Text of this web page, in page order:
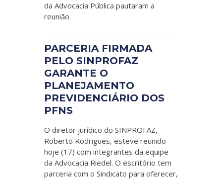
da Advocacia Pública pautaram a
reunião.
PARCERIA FIRMADA
PELO SINPROFAZ
GARANTE O
PLANEJAMENTO
PREVIDENCIÁRIO DOS
PFNS
O diretor jurídico do SINPROFAZ,
Roberto Rodrigues, esteve reunido
hoje (17) com integrantes da equipe
da Advocacia Riedel. O escritório tem
parceria com o Sindicato para oferecer,